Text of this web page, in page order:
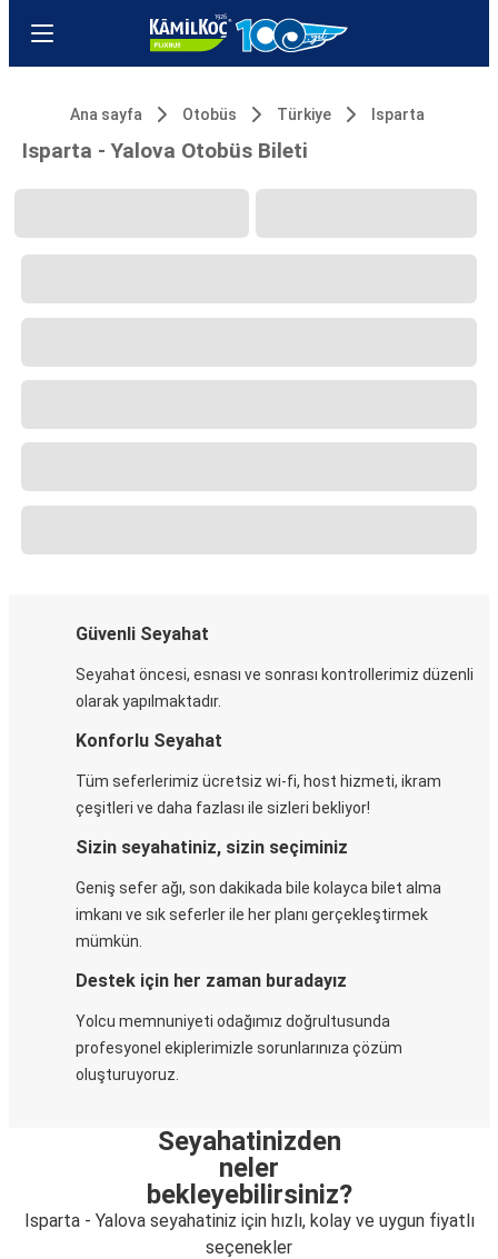
Ana sayfa Otobüs Türkiye Isparta
Isparta - Yalova Otobüs Bileti
Güvenli Seyahat
Seyahat öncesi, esnası ve sonrası kontrollerimiz düzenli
olarak yapılmaktadır.
Konforlu Seyahat
Tüm seferlerimiz ücretsiz wi-fi, host hizmeti, ikram
çeşitleri ve daha fazlası ile sizleri bekliyor!
Sizin seyahatiniz, sizin seçiminiz
Geniş sefer ağı, son dakikada bile kolayca bilet alma
imkanı ve sık seferler ile her planı gerçekleştirmek
mümkün.
Destek için her zaman buradayız
Yolcu memnuniyeti odağımız doğrultusunda
profesyonel ekiplerimizle sorunlarınıza çözüm
oluşturuyoruz.
Seyahatinizden
neler
bekleyebilirsiniz?
Isparta - Yalova seyahatiniz için hızlı, kolay ve uygun fiyatlı
seçenekler